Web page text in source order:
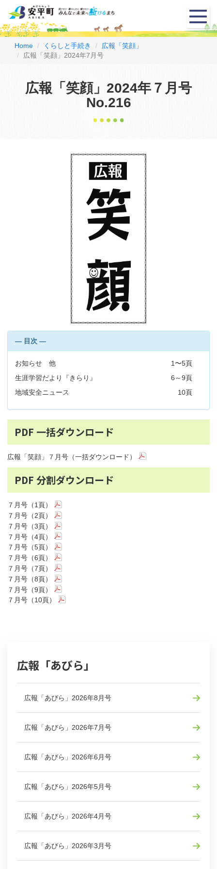
メ
ニ
ュ
Home くらしと手続き
広報「笑顔」
広報「笑顔」2024年7月号
広報「笑顔」2024年７月号
No.216
― 目次 ―
お知らせ 他
1〜5頁
生涯学習だより『きらり』
6～9頁
地域安全ニュース
10頁
PDF 一括ダウンロード
広報「笑顔」７月号（一括ダウンロード）
PDF 分割ダウンロード
７月号（1頁）
７月号（2頁）
７月号（3頁）
７月号（4頁）
７月号（5頁）
７月号（6頁）
７月号（7頁）
７月号（8頁）
７月号（9頁）
７月号（10頁）
広報「あびら」
広報「あびら」2026年8月号
広報「あびら」2026年7月号
広報「あびら」2026年6月号
広報「あびら」2026年5月号
広報「あびら」2026年4月号
広報「あびら」2026年3月号